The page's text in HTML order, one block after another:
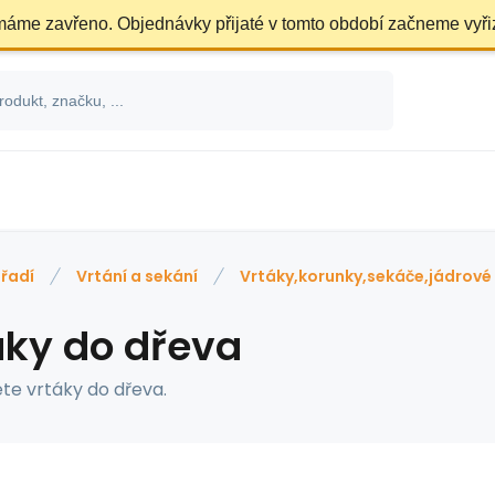
zavřeno. Objednávky přijaté v tomto období začneme
Vrtání a sekání
do dřeva
vrtáky do dřeva.